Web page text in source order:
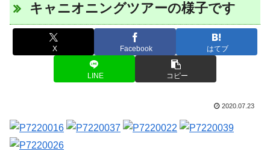
キャニオニングツアーの様子です
X Facebook はてブ
LINE コピー
2020.07.23